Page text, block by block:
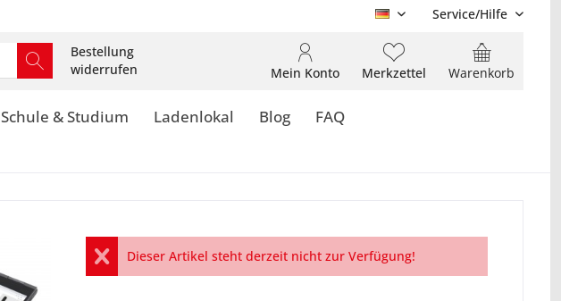
DE Service/Hilfe
Bestellung
widerrufen
Warenkorb
Merkzettel
Mein Konto
Schule & Studium Ladenlokal Blog FAQ
Dieser Artikel steht derzeit nicht zur Verfügung!